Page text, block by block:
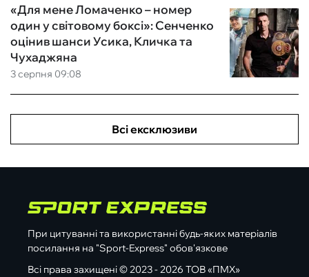
3 серпня 09:08
«Для мене Ломаченко – номер
один у світовому боксі»: Сенченко
оцінив шанси Усика, Кличка та
Чухаджяна
Всі ексклюзиви
При цитуванні та використанні будь-яких матеріалів
посилання на "Sport-Express" обов'язкове
Всі права захищені © 2023 - 2026 ТОВ «ПМХ»